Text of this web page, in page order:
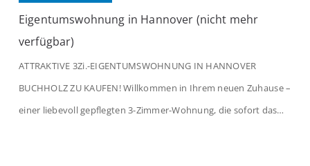
Eigentumswohnung in Hannover (nicht mehr
verfügbar)
ATTRAKTIVE 3Zi.-EIGENTUMSWOHNUNG IN HANNOVER
BUCHHOLZ ZU KAUFEN! Willkommen in Ihrem neuen Zuhause –
einer liebevoll gepflegten 3-Zimmer-Wohnung, die sofort das